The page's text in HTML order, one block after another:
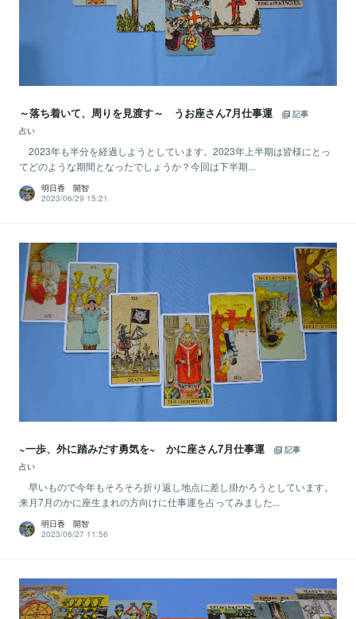
～落ち着いて、周りを見渡す～ うお座さん7月仕事運
記事
占い
2023年も半分を経過しようとしています。2023年上半期は皆様にとっ
てどのような期間となったでしょうか？今回は下半期...
明日香 開智
2023/06/29 15:21
~一歩、外に踏みだす勇気を~ かに座さん7月仕事運
記事
占い
早いもので今年もそろそろ折り返し地点に差し掛かろうとしています。
来月7月のかに座生まれの方向けに仕事運を占ってみました...
明日香 開智
2023/06/27 11:56